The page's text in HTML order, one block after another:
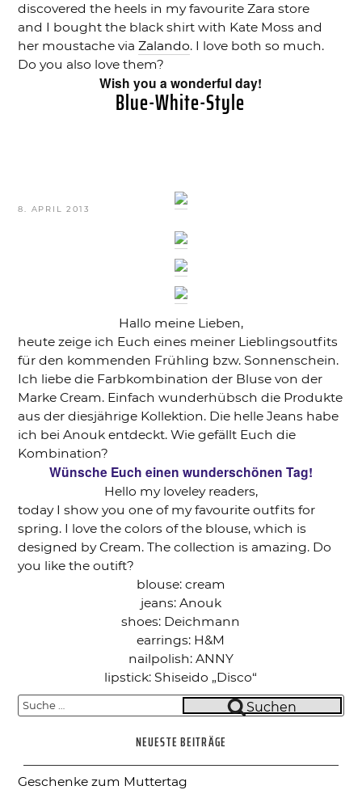
discovered the heels in my favourite Zara store
and I bought the black shirt with Kate Moss and
her moustache viaZalando. I love both so much.
Do you also love them?
Wish you a wonderful day!
VERÖFFENTLICHT
8. APRIL 2013
Blue-White-Style
Hallo meine Lieben,
heute zeige ich Euch eines meiner Lieblingsoutfits
für den kommenden Frühling bzw. Sonnenschein.
Ich liebe die Farbkombination der Bluse von der
Marke Cream. Einfach wunderhübsch die Produkte
aus der diesjährige Kollektion. Die helle Jeans habe
ich bei Anouk entdeckt. Wie gefällt Euch die
Kombination?
Wünsche Euch einen wunderschönen Tag!
Hello my loveley readers,
today I show you one of my favourite outfits for
spring. I love the colors of the blouse, which is
designed by Cream. The collection is amazing. Do
you like the outift?
blouse: cream
jeans: Anouk
shoes: Deichmann
earrings: H&M
nailpolish: ANNY
lipstick: Shiseido „Disco“
Suche
Suchen
NEUESTE BEITRÄGE
Geschenke zum Muttertag